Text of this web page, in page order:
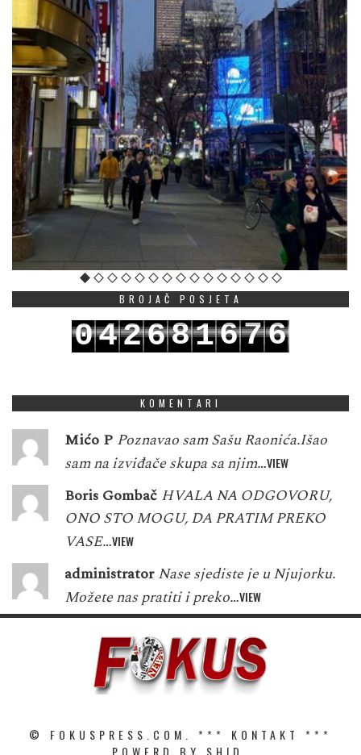
BROJAČ POSJETA
042681676
KOMENTARI
Mićo P Poznavao sam Sašu Raonića.Išao
sam na izviđače skupa sa njim…VIEW
Boris Gombač HVALA NA ODGOVORU,
ONO STO MOGU, DA PRATIM PREKO
VASE…VIEW
administrator Nase sjediste je u Njujorku.
Možete nas pratiti i preko…VIEW
© FOKUSPRESS.COM. *** KONTAKT
***
POWERD BY SHID.